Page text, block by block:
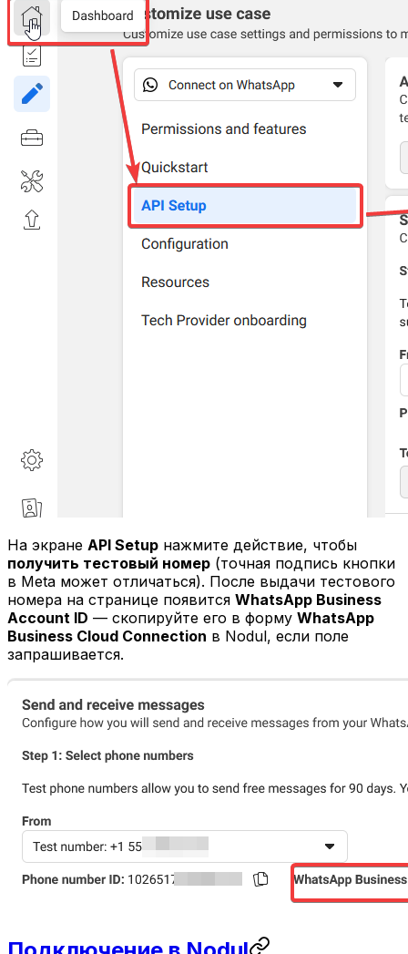
На экране API Setup нажмите действие, чтобы
получить тестовый номер (точная подпись кнопки
в Meta может отличаться). После выдачи тестового
номера на странице появится WhatsApp Business
Account ID — скопируйте его в форму WhatsApp
Business Cloud Connection в Nodul, если поле
запрашивается.